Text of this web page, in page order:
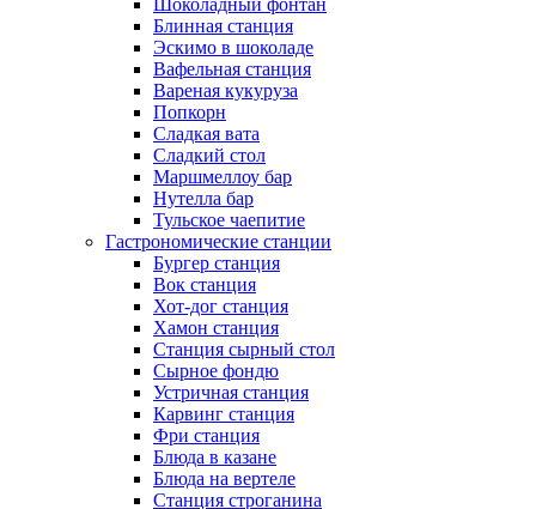
Шоколадный фонтан
Блинная станция
Эскимо в шоколаде
Вафельная станция
Вареная кукуруза
Попкорн
Сладкая вата
Сладкий стол
Маршмеллоу бар
Нутелла бар
Тульское чаепитие
Гастрономические станции
Бургер станция
Вок станция
Хот-дог станция
Хамон станция
Станция сырный стол
Сырное фондю
Устричная станция
Карвинг станция
Фри станция
Блюда в казане
Блюда на вертеле
Станция строганина